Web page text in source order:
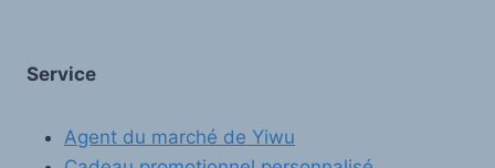
Service
Agent du marché de Yiwu